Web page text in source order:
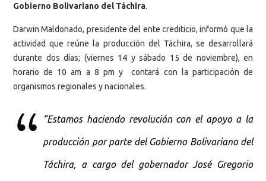
Gobierno Bolivariano del Táchira.
Darwin Maldonado, presidente del ente crediticio, informó que la
actividad que reúne la producción del Táchira, se desarrollará
durante dos días; (viernes 14 y sábado 15 de noviembre), en
horario de 10 am a 8 pm y contará con la participación de
organismos regionales y nacionales.
“Estamos haciendo revolución con el apoyo a la
producción por parte del Gobierno Bolivariano del
Táchira, a cargo del gobernador José Gregorio